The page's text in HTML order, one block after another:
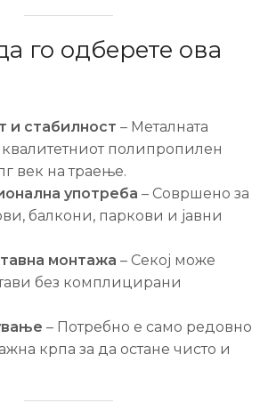
го одберете ова
и стабилност – Металната
квалитетниот полипропилен
век на траење.
употреба – Совршено за
балкони, паркови и јавни
монтажа – Секој може
без комплицирани
– Потребно е само редовно
крпа за да остане чисто и